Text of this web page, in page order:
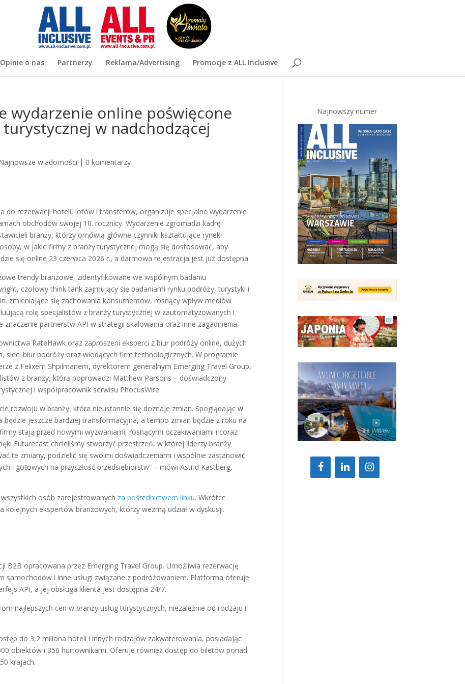
Opinie o nas Partnerzy Reklama/Advertising Promocje z ALL Inclusive
wydarzenie online poświęcone
w nadchodzącej
wiadomości | 0 komentarzy
do rezerwacji hoteli, lotów i transferów, organizuje specjalne wydarzenie
obchodów swojej 10. rocznicy. Wydarzenie zgromadzi kadrę
branży, którzy omówią główne czynniki kształtujące rynek
w jakie firmy z branży turystycznej mogą się dostosować, aby
się online 23 czerwca 2026 r., a darmowa rejestracja jest już dostępna.
trendy branżowe, zidentyfikowane we wspólnym badaniu
czołowy think tank zajmujący się badaniami rynku podróży, turystyki i
zmieniające się zachowania konsumentów, rosnący wpływ mediów
rolę specjalistów z branży turystycznej w zautomatyzowanych i
partnerstw API w strategii skalowania oraz inne zagadnienia.
RateHawk oraz zaproszeni eksperci z biur podróży online, dużych
sieci biur podróży oraz wiodących firm technologicznych. W programie
z Felixem Shpilmanem, dyrektorem generalnym Emerging Travel Group,
z branży, którą poprowadzi Matthew Parsons – doświadczony
i współpracownik serwisu PhocusWire.
rozwoju w branży, która nieustannie się doznaje zmian. Spoglądając w
będzie jeszcze bardziej transformacyjna, a tempo zmian będzie z roku na
stają przed nowymi wyzwaniami, rosnącymi oczekiwaniami i coraz
Futurecast chcieliśmy stworzyć przestrzeń, w której liderzy branży
te zmiany, podzielić się swoimi doświadczeniami i wspólnie zastanowić
i gotowych na przyszłość przedsiębiorstw” – mówi Astrid Kastberg,
osób zarejestrowanych za pośrednictwem linku. Wkrótce
kolejnych ekspertów branżowych, którzy wezmą udział w dyskusji.
B2B opracowana przez Emerging Travel Group. Umożliwia rezerwację
i inne usługi związane z podróżowaniem. Platforma oferuje
API, a jej obsługa klienta jest dostępna 24/7.
najlepszych cen w branży usług turystycznych, niezależnie od rodzaju i
do 3,2 miliona hoteli i innych rodzajów zakwaterowania, posiadając
obiektów i 350 hurtownikami. Oferuje również dostęp do biletów ponad
krajach.
Najnowszy numer